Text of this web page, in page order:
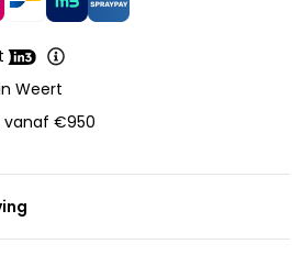
Weert
vanaf €950